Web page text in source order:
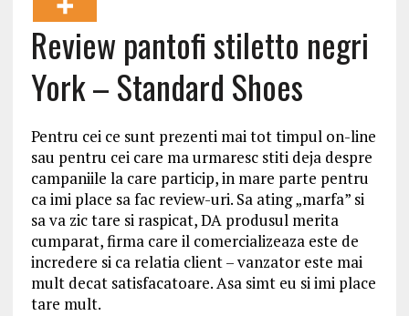
Review pantofi stiletto negri
York – Standard Shoes
Pentru cei ce sunt prezenti mai tot timpul on-line
sau pentru cei care ma urmaresc stiti deja despre
campaniile la care particip, in mare parte pentru
ca imi place sa fac review-uri. Sa ating „marfa” si
sa va zic tare si raspicat, DA produsul merita
cumparat, firma care il comercializeaza este de
incredere si ca relatia client – vanzator este mai
mult decat satisfacatoare. Asa simt eu si imi place
tare mult.